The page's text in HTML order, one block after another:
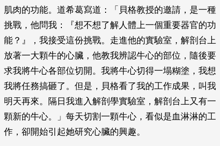
肌肉的功能。道希葛寫道：「貝格教授的邀請，是一種
挑戰，他問我：『想不想了解人體上一個重要器官的功
能？』，我接受這份挑戰。走進他的實驗室，解剖台上
放著一大顆牛的心臟，他教我辨認牛心的部位，隨後要
求我將牛心各部位切開。我將牛心切得一塌糊塗，我想
我將任務搞砸了。但是，貝格看了我的工作成果，叫我
明天再來。隔日我進入解剖學實驗室，解剖台上又有一
顆新的牛心。」每天切割一顆牛心，看似是血淋淋的工
作，卻開始引起她研究心臟的興趣。